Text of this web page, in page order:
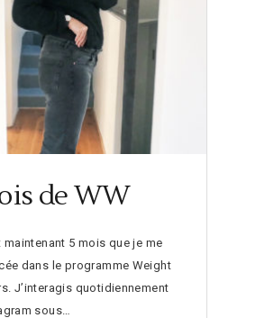
de WW
maintenant 5 mois que je me
dans le programme Weight
J’interagis quotidiennement
sous…